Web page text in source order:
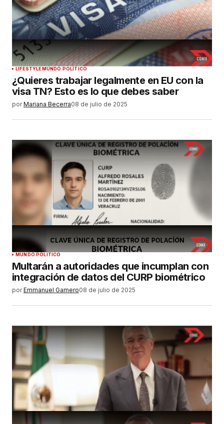
LIFESTYLEMUNDO POLÍTICO
¿Quieres trabajar legalmente en EU con la
visa TN? Esto es lo que debes saber
por Mariana Becerra08 de julio de 2025
MUNDO POLÍTICO
Multarán a autoridades que incumplan con
integración de datos del CURP biométrico
por Emmanuel Gamero08 de julio de 2025